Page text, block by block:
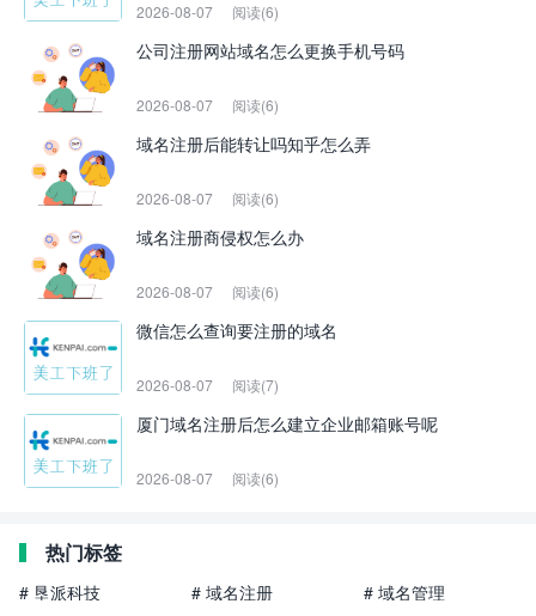
2026-08-07 阅读(6)
公司注册网站域名怎么更换手机号码
2026-08-07 阅读(6)
域名注册后能转让吗知乎怎么弄
2026-08-07 阅读(6)
域名注册商侵权怎么办
2026-08-07 阅读(6)
微信怎么查询要注册的域名
2026-08-07 阅读(7)
厦门域名注册后怎么建立企业邮箱账号呢
2026-08-07 阅读(6)
热门标签
# 垦派科技 # 域名注册
# 域名管理